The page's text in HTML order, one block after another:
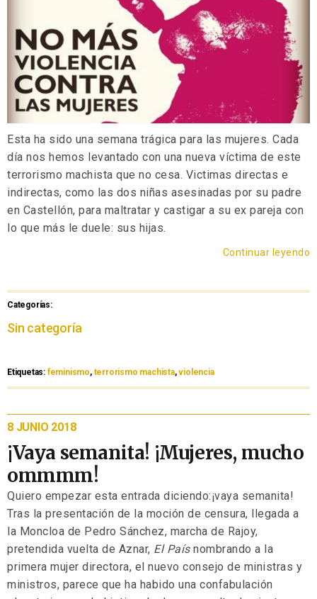
Esta ha sido una semana trágica para las mujeres. Cada
día nos hemos levantado con una nueva víctima de este
terrorismo machista que no cesa. Victimas directas e
indirectas, como las dos niñas asesinadas por su padre
en Castellón, para maltratar y castigar a su ex pareja con
lo que más le duele: sus hijas.
Continuar leyendo
Categorías:
Sin categoría
Etiquetas: feminismo, terrorismo machista,violencia
8 JUNIO 2018
¡Vaya semanita! ¡Mujeres, mucho
ommmm!
Quiero empezar esta entrada diciendo:¡vaya semanita!
Tras la presentación de la moción de censura, llegada a
la Moncloa de Pedro Sánchez, marcha de Rajoy,
pretendida vuelta de Aznar, El Paísnombrando a la
primera mujer directora, el nuevo consejo de ministras y
ministros, parece que ha habido una confabulación